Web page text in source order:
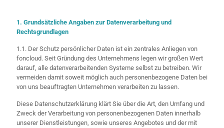
1. Grundsätzliche Angaben zur Datenverarbeitung und
Rechtsgrundlagen
1.1. Der Schutz persönlicher Daten ist ein zentrales Anliegen von
foncloud. Seit Gründung des Unternehmens legen wir großen Wert
darauf, alle datenverarbeitenden Systeme selbst zu betreiben. Wir
vermeiden damit soweit möglich auch personenbezogene Daten bei
von uns beauftragten Unternehmen verarbeiten zu lassen.
Diese Datenschutzerklärung klärt Sie über die Art, den Umfang und
Zweck der Verarbeitung von personenbezogenen Daten innerhalb
unserer Dienstleistungen, sowie unseres Angebotes und der mit